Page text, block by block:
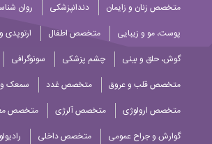
متخصص زنان و زایمان
دندانپزشکی روان
پوست، مو و زیبایی
متخصص اطفال
ارتوپدی
گوش، حلق و بینی
چشم پزشکی
سونوگرافی
متخصص قلب و عروق
متخصص غدد
سمعک
متخصص ارولوژی
متخصص آلرژی
متخصص
گوارش و جراح عمومی
متخصص داخلی